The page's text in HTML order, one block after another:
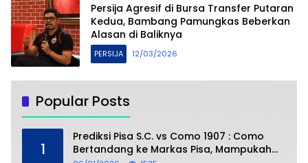
Persija Agresif di Bursa Transfer Putaran
Kedua, Bambang Pamungkas Beberkan
Alasan di Baliknya
PERSIJA 12/03/2026
Popular Posts
1
Prediksi Pisa S.C. vs Como 1907 : Como
Bertandang ke Markas Pisa, Mampukah